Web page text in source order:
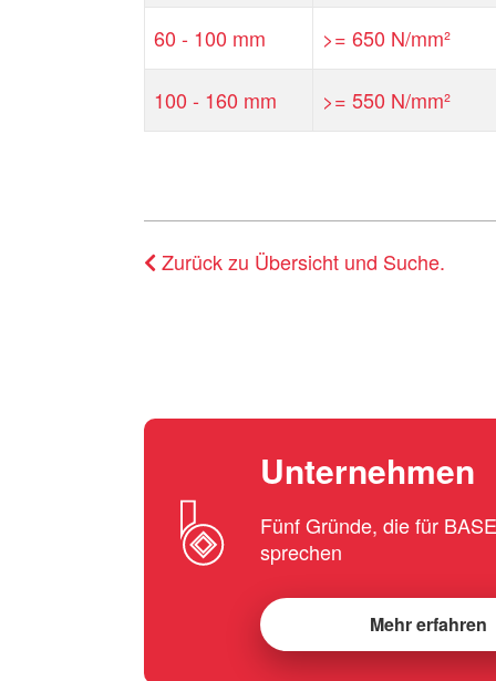
60 - 100 mm >= 650 N/mm²
100 - 160 mm >= 550 N/mm²
Zurück zu Übersicht und Suche.
Unternehmen
Fünf Gründe, die für
sprechen
Mehr erfahren